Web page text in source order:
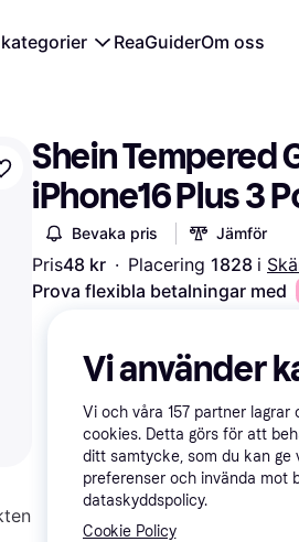
ReaGuiderOm oss
Shein Tempered
iPhone16 Plus 3
Bevaka pris Jämför
Pris48 kr · Placering 1828 i
Prova flexibla betalningar med
Specifikationer
Vi använder
Vi och våra 157 partner lagrar
cookies. Detta görs för att
ditt samtycke, som du kan ge
preferenser och invända mot
dataskyddspolicy.
Cookie Policy